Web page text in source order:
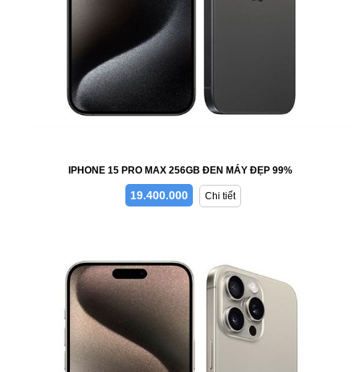
IPHONE 15 PRO MAX 256GB ĐEN MÁY ĐẸP 99%
19.400.000 Chi tiết